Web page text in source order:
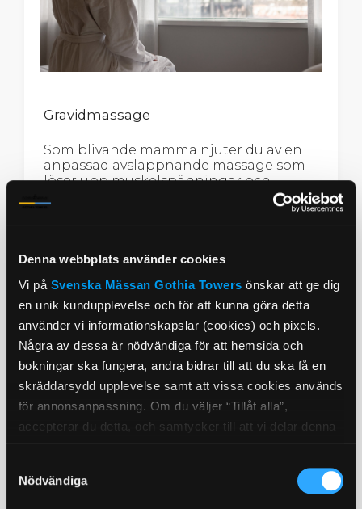
Denna webbplats använder cookies
Vi på Svenska Mässan Gothia Towersönskar att ge dig
en unik kundupplevelse och för att kunna göra detta
använder vi informationskapslar (cookies) och pixels.
Några av dessa är nödvändiga för att hemsida och
bokningar ska fungera, andra bidrar till att du ska få en
skräddarsydd upplevelse samt att vissa cookies används
för annonsanpassning. Om du väljer “Tillåt alla”,
accepterar du detta, och samtycker till att vi delar denna
marknadsföringspartners. Detta kan innebära att dina
data bearbetas i USA. Om du tackar nej använder vi
Nödvändiga
Gravidmassage
Som blivande mamma njuter du av en
anpassad avslappnande massage som
löser upp muskelspänningar och
50 minuter
från 1145:-/person
Läs vidare Boka